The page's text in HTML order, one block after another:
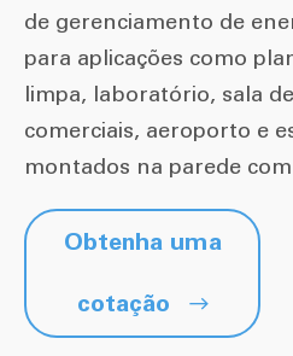
de gerenciamento de
para aplicações como
limpa, laboratório, sala
comerciais, aeroporto e
montados na parede
Obtenha uma
cotação 